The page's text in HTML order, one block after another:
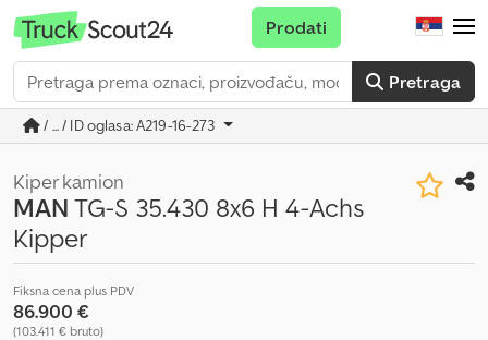
Pretraga
Prodati
/ ... / ID oglasa: A219-16-273
Kiper kamion
MANTG-S 35.430 8x6 H 4-Achs
Kipper
Fiksna cena plus PDV
86.900 €
(103.411 € bruto)